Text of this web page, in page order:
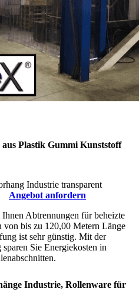
Plastik Gummi Kunststoff
Industrie transparent
Angebot anfordern
Abtrennungen für beheizte
von bis zu 120,00 Metern Länge
ist sehr günstig. Mit der
Sie Energiekosten in
Industrie, Rollenware für